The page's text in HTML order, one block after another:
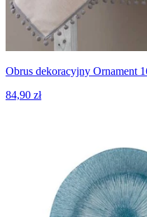
Obrus dekoracyjny Ornament
84,90 zł